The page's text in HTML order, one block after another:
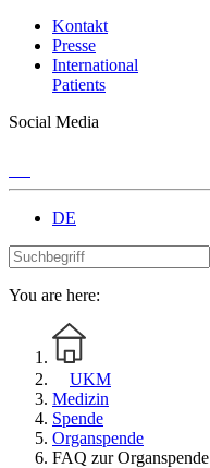
Kontakt
Presse
International
Patients
Social Media
DE
You are here:
UKM
Medizin
Spende
Organspende
FAQ zur Organspende